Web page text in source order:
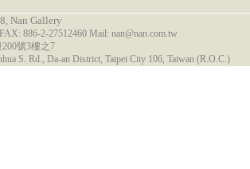
Nan Gallery
886-2-27512460 Mail: nan@nan.com.tw
號3樓之7
S. Rd., Da-an District, Taipei City 106, Taiwan (R.O.C.)